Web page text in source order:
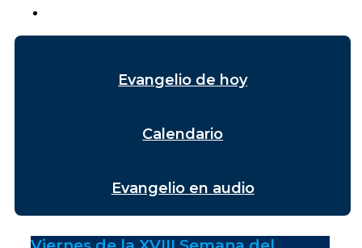
Evangelio de hoy
Calendario
Evangelio en audio